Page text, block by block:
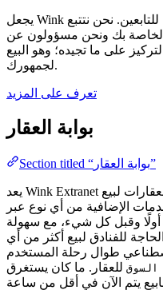
يجعل Wink المخزون متاحًا بتشكيلة متنوعة للتابعين. نحن نتتبع
الخاصة بك ونحن مسؤولون عن
على ما تجيده؛ وهو البيع
لجمهورك.
تعرف على المزيد
بوابة العقار
Section titled “بوابة العقار”
يعد Wink Extranet أكثر أنظمة إدارة المحتوى تقدمًا للعقارات لبيع
الإضافية من أي نوع عبر
أولًا وقبل كل شيء، مع سهولة
الحاجة للفنادق لبيع أكثر من أي
طوال رحلة المستخدم
للعقار. ما كان يستغرق